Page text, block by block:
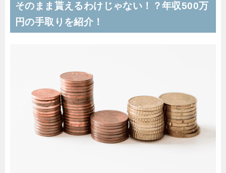
そのまま貰えるわけじゃない！？年収500万
円の手取りを紹介！